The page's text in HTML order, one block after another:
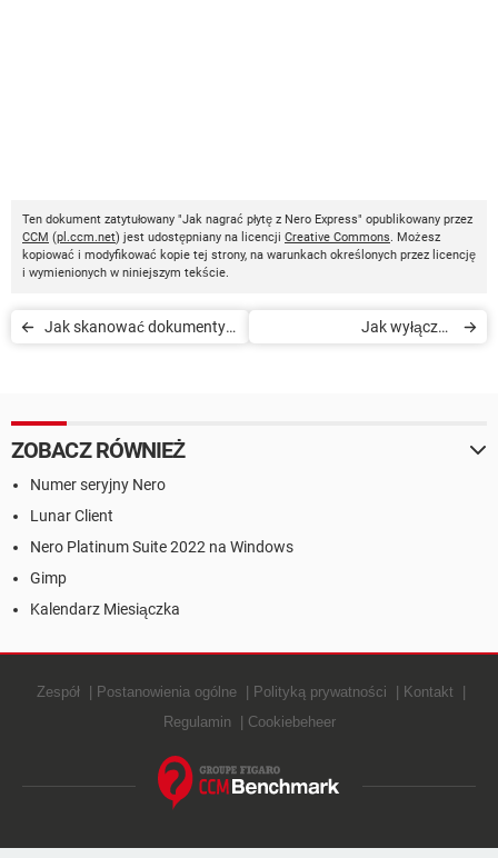
Ten dokument zatytułowany "Jak nagrać płytę z Nero Express" opublikowany przez
CCM (pl.ccm.net) jest udostępniany na licencji Creative Commons. Możesz
kopiować i modyfikować kopie tej strony, na warunkach określonych przez licencję
i wymienionych w niniejszym tekście.
Jak skanować dokumenty
Jak wyłączyć
ZOBACZ RÓWNIEŻ
Numer seryjny Nero
Lunar Client
Nero Platinum Suite 2022 na Windows
Gimp
Kalendarz Miesiączka
Zespół Postanowienia ogólne Polityką prywatności
Kontakt
Regulamin
Cookiebeheer